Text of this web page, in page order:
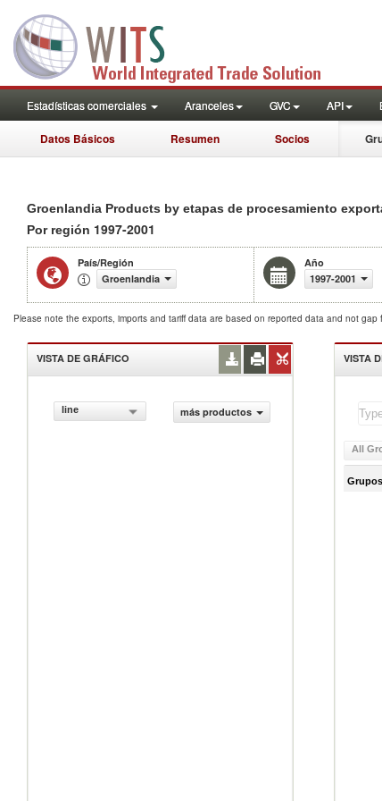
Estadísticas comerciales Aranceles GVC API
Datos Básicos Resumen Socios
Groenlandia Products by etapas de procesamiento
Por región 1997-2001
País/Región
Groenlandia
Año
1997-2001
Please note the exports, imports and tariff data are based on reported data and not gap
VISTA DE GRÁFICO
line más productos
VISTA
All